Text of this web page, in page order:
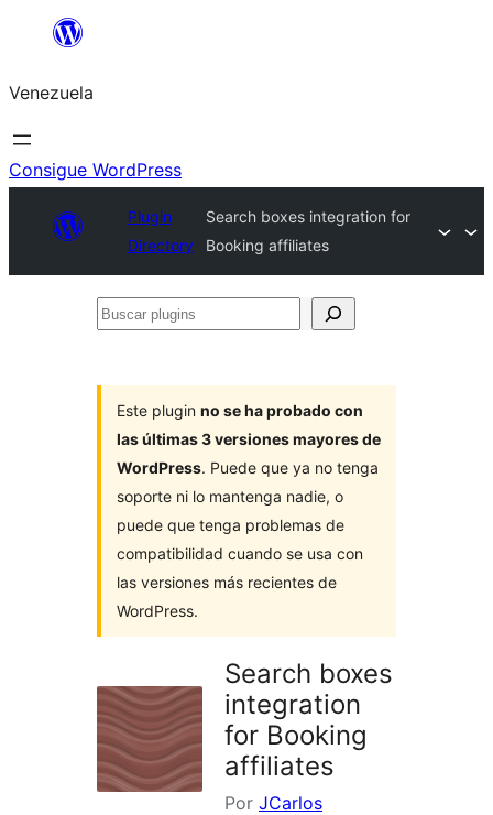
Saltar
contenido
Venezuela
Consigue WordPress
Plugin
Directory
Search boxes integration for
Booking affiliates
Buscar
Este plugin no se ha probado con
las últimas 3 versiones mayores de
WordPress. Puede que ya no tenga
soporte ni lo mantenga nadie, o
puede que tenga problemas de
compatibilidad cuando se usa con
las versiones más recientes de
WordPress.
Search boxes
integration
for Booking
affiliates
Por JCarlos